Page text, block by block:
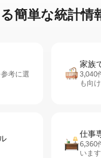
簡⁠単⁠な統⁠計⁠情⁠
考に選
家族
3,040
も向
仕事
6,360
います